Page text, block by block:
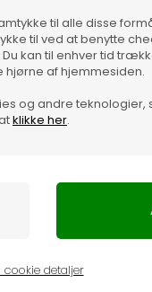
til alle disse
til ved at benytte
kan til enhver tid
hjørne af hjemmesiden.
og andre teknologier,
klikke her.
cookie detaljer
under armene,
og er ideel at bruge til et
en lynlåslomme i
åndbar og komfortabel